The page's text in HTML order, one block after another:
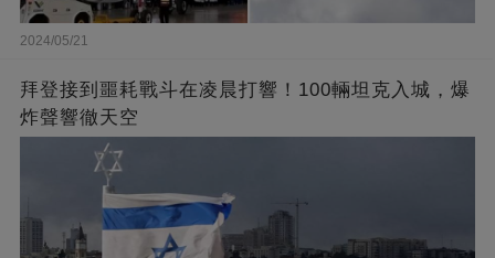
2024/05/21
拜登接到噩耗戰斗在凌晨打響！100輛坦克入城，爆
炸聲響徹天空